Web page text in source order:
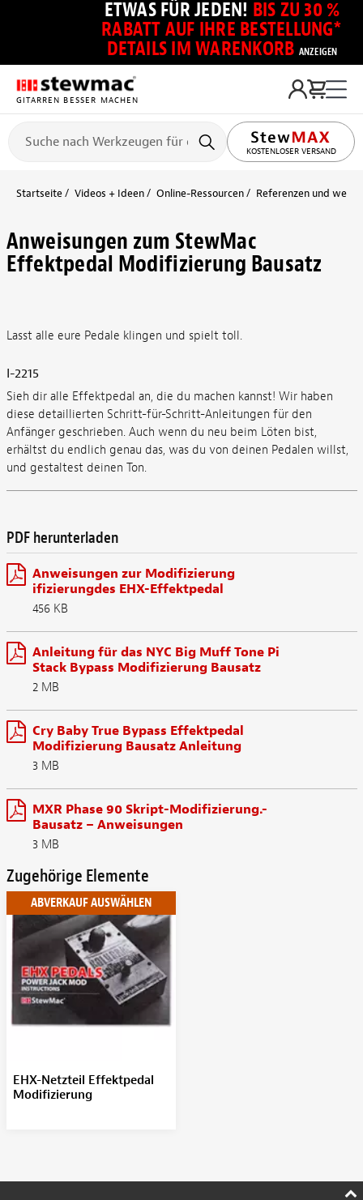
ETWAS FÜR JEDEN! BIS ZU 30 %
RABATT AUF IHRE BESTELLUNG*
DETAILS IM WARENKORB ANZEIGEN
GITARREN BESSER MACHEN
KOSTENLOSER VERSAND
Startseite Videos + Ideen Online-Ressourcen Referenzen und
Anweisungen zum StewMac
Effektpedal Modifizierung Bausatz
Lasst alle eure Pedale klingen und spielt toll.
I-2215
Sieh dir alle Effektpedal an, die du machen kannst! Wir haben
diese detaillierten Schritt-für-Schritt-Anleitungen für den
Anfänger geschrieben. Auch wenn du neu beim Löten bist,
erhältst du endlich genau das, was du von deinen Pedalen willst,
und gestaltest deinen Ton.
PDF herunterladen
Anweisungen zur Modifizierung
ifizierungdes EHX-Effektpedal
456 KB
Anleitung für das NYC Big Muff Tone Pi
Stack Bypass Modifizierung Bausatz
2 MB
Cry Baby True Bypass Effektpedal
Modifizierung Bausatz Anleitung
3 MB
MXR Phase 90 Skript-Modifizierung.-
Bausatz – Anweisungen
3 MB
Zugehörige Elemente
ABVERKAUF AUSWÄHLEN
EHX-Netzteil Effektpedal
Modifizierung